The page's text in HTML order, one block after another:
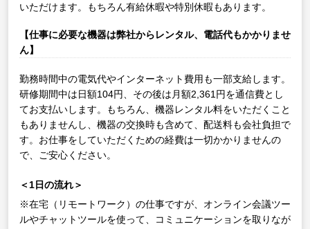
いただけます。もちろん有給休暇や特別休暇もあります。
【仕事に必要な機器は弊社からレンタル、電話代もかかりませ
ん】
勤務時間中の電気代やインターネット費用も一部支給します。
研修期間中は日額104円、その後は月額2,361円を通信費とし
てお支払いします。もちろん、機器レンタル料をいただくこと
もありませんし、機器の交換時も含めて、配送料も会社負担で
す。お仕事をしていただくための経費は一切かかりませんの
で、ご安心ください。
＜1日の流れ＞
※在宅（リモートワーク）の仕事ですが、オンライン会議ツー
ルやチャットツールを使って、コミュニケーションを取りなが